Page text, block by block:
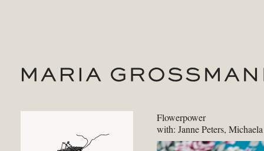
Flowerpower
with: Janne Peters,